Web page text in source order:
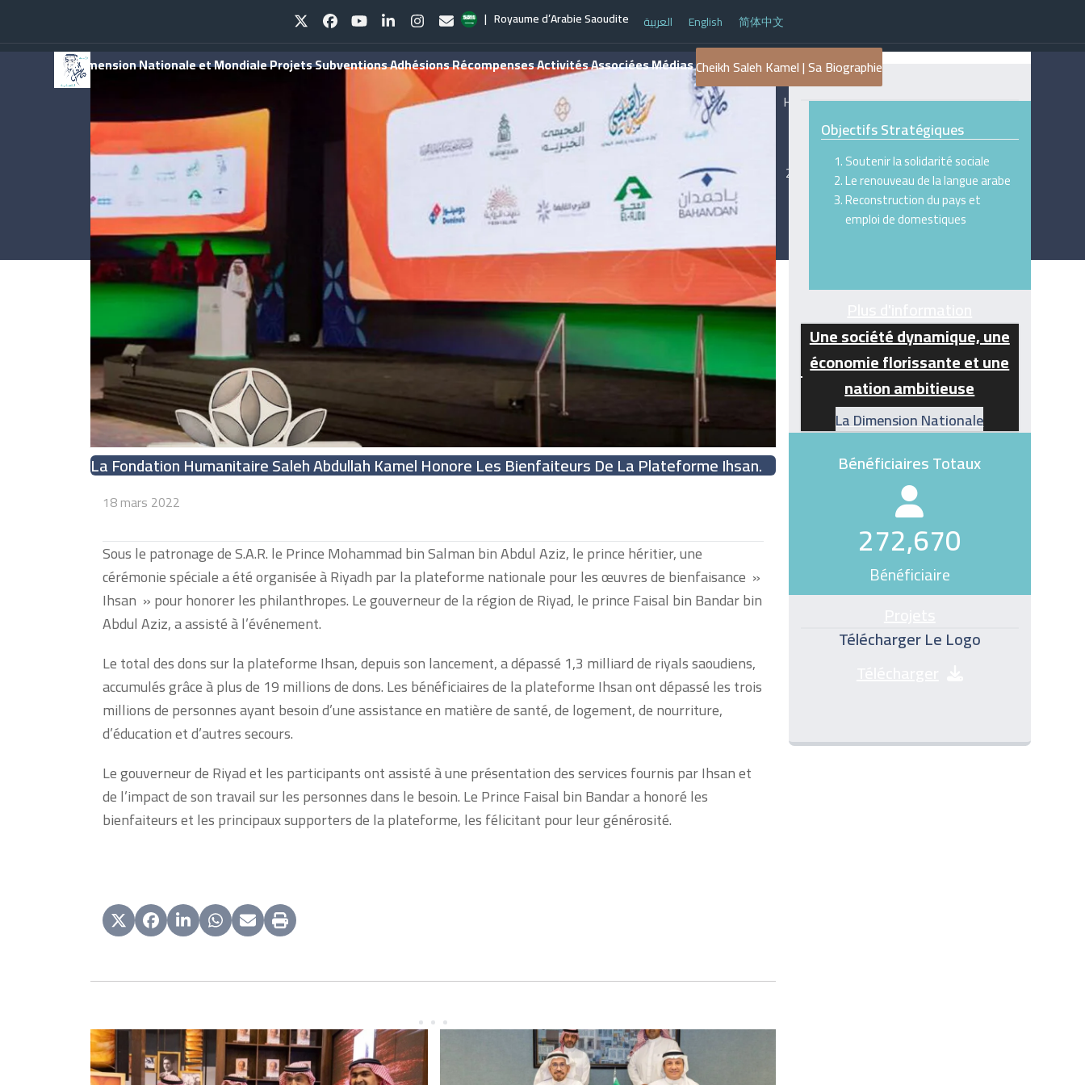
content
TwitterFacebook
YouTubeLinkedInInstagram
Email | Royaume d’Arabie Saoudite العربية English 简体中文
surDimension Nationale et MondialeProjetsSubventionsAdhésionsRécompensesActivités AssociéesMédiasCheikh Saleh Kamel | Sa Biographie
La Fondation Humanitaire Saleh Abdullah Kamel Honore Les Bienfaiteurs De La Plateforme Ihsan.
18 mars 2022
Sous le patronage de S.A.R. le Prince Mohammad bin Salman bin Abdul Aziz, le prince héritier, une
cérémonie spéciale a été organisée à Riyadh par la plateforme nationale pour les œuvres de bienfaisance »
Ihsan » pour honorer les philanthropes. Le gouverneur de la région de Riyad, le prince Faisal bin Bandar bin
Abdul Aziz, a assisté à l’événement.
Le total des dons sur la plateforme Ihsan, depuis son lancement, a dépassé 1,3 milliard de riyals saoudiens,
accumulés grâce à plus de 19 millions de dons. Les bénéficiaires de la plateforme Ihsan ont dépassé les trois
millions de personnes ayant besoin d’une assistance en matière de santé, de logement, de nourriture,
d’éducation et d’autres secours.
Le gouverneur de Riyad et les participants ont assisté à une présentation des services fournis par Ihsan et
de l’impact de son travail sur les personnes dans le besoin. Le Prince Faisal bin Bandar a honoré les
bienfaiteurs et les principaux supporters de la plateforme, les félicitant pour leur générosité.
Use
the
left
Objectifs Stratégiques
Soutenir la solidarité sociale
Le renouveau de la langue arabe
Reconstruction du pays et
emploi de domestiques
Une société dynamique, une
économie florissante et une
nation ambitieuse
La Dimension Nationale
Bénéficiaires Totaux
272,670
Bénéficiaire
Télécharger Le Logo
Fondation
Humanitaire
Saleh
Abdullah
Kamel © -
2026 - Tous
réservés
Politique de
gouvernance
et de
confidentialité
(Politiques et
procédures)
*Uniquement
disponible en
arabe